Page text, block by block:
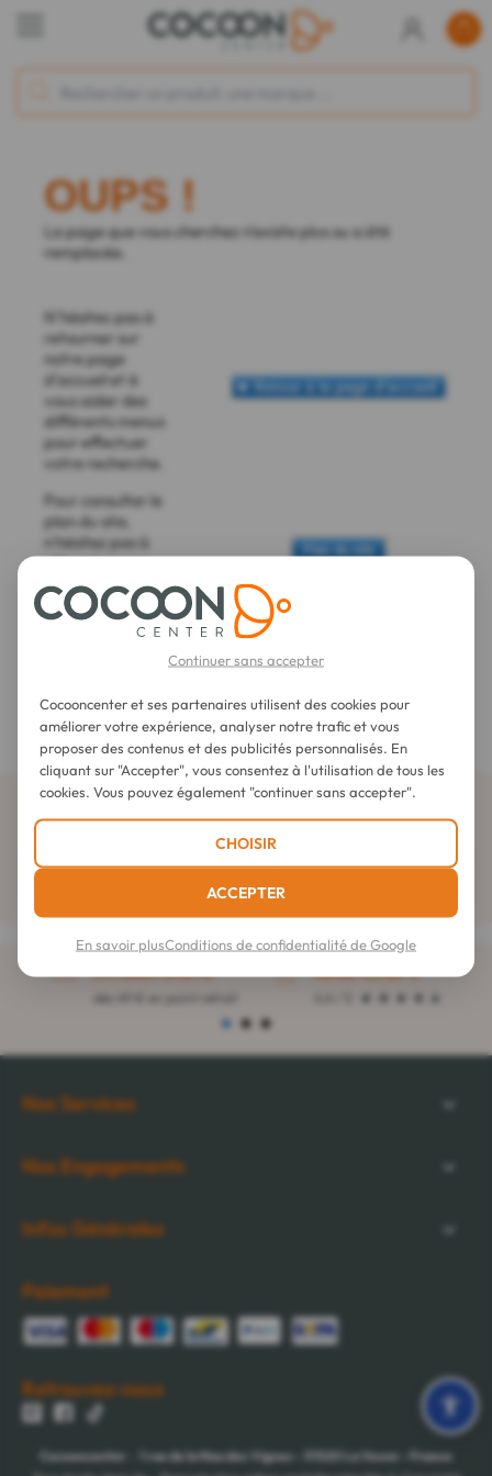
OUPS !
La page que vous cherchez n'existe plus ou a été
remplacée.
N'hésitez pas à
retourner sur
notre page
d'accueil et à
vous aider des
différents menus
pour effectuer
votre recherche.
Pour consulter le
plan du site,
n'hésitez pas à
utliser la page
dédiée à cet
effet.
Nous sommes également à votre disposition* au 02 808
* du lundi au vendredi de 9h à 18h
Abonnez-vous à la newsletter
Livraison offerte notée 4,6 sur 5
Nos Services
Nos Engagements
Infos Générales
Paiement
Retrouvez-nous
Cocooncenter 1 rue de la Nau des Vignes La Veuve
France
Continuer sans accepter
Cocooncenter et ses partenaires utilisent des cookies pour
améliorer votre expérience, analyser notre trafic et vous
proposer des contenus et des publicités personnalisés. En
cliquant sur "Accepter", vous consentez à l'utilisation de tous les
cookies. Vous pouvez également "continuer sans accepter".
CHOISIR
ACCEPTER
En savoir plusConditions de confidentialité de Google